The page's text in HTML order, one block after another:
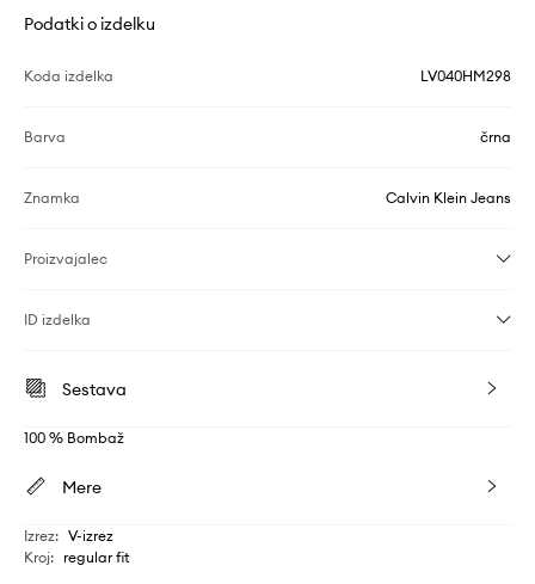
Podatki o izdelku
Koda izdelka LV040HM298
Barva črna
Znamka Calvin Klein Jeans
Proizvajalec
ID izdelka
Sestava
100 % Bombaž
Mere
Izrez: V-izrez
Kroj: regular fit